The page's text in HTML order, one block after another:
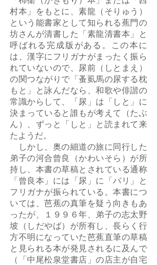
村本」をもとに、素龍（そりゅう）
という能書家として知られる蕉門の
坊さんが清書した「素龍清書本」と
呼ばれる完成版がある。この本に
は、漢字にフリガナがまったく振ら
れていないので、尿前（しとまえ）
の関つながりで「蚤虱馬の尿する枕
もと」と詠んだなら、和歌や俳諧の
常識からして、「尿」は「しと」に
決まっていると誰もが考えて（たぶ
ん）、ずっと「しと」と読まれて来
たようだ。
しかし、奥の細道の旅に同行した
弟子の河合曾良（かわいそら）が所
持し、本書の草稿とされている通称
「曾良本」には「尿」に「バリ」と
フリガナが振られている。本書につ
いては、芭蕉の真筆を疑う向きもあ
ったが、１９９６年、弟子の志太野
坡（しだやば）が所有し、長らく行
方不明になっていた芭蕉直筆の草稿
と見られる本が発見されるに及んで
（「中尾松泉堂書店」の店主が自宅